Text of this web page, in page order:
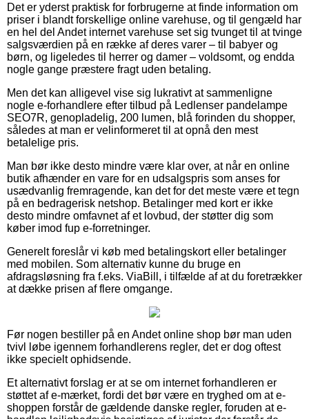
Det er yderst praktisk for forbrugerne at finde information om
priser i blandt forskellige online varehuse, og til gengæld har
en hel del Andet internet varehuse set sig tvunget til at tvinge
salgsværdien på en række af deres varer – til babyer og
børn, og ligeledes til herrer og damer – voldsomt, og endda
nogle gange præstere fragt uden betaling.
Men det kan alligevel vise sig lukrativt at sammenligne
nogle e-forhandlere efter tilbud på Ledlenser pandelampe
SEO7R, genopladelig, 200 lumen, blå forinden du shopper,
således at man er velinformeret til at opnå den mest
betalelige pris.
Man bør ikke desto mindre være klar over, at når en online
butik afhænder en vare for en udsalgspris som anses for
usædvanlig fremragende, kan det for det meste være et tegn
på en bedragerisk netshop. Betalinger med kort er ikke
desto mindre omfavnet af et lovbud, der støtter dig som
køber imod fup e-forretninger.
Generelt foreslår vi køb med betalingskort eller betalinger
med mobilen. Som alternativ kunne du bruge en
afdragsløsning fra f.eks. ViaBill, i tilfælde af at du foretrækker
at dække prisen af flere omgange.
Før nogen bestiller på en Andet online shop bør man uden
tvivl løbe igennem forhandlerens regler, det er dog oftest
ikke specielt ophidsende.
Et alternativt forslag er at se om internet forhandleren er
støttet af e-mærket, fordi det bør være en tryghed om at e-
shoppen forstår de gældende danske regler, foruden at e-